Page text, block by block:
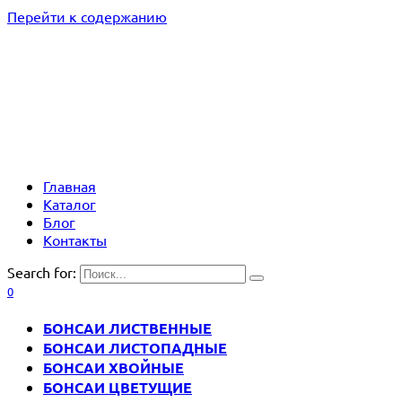
Перейти к содержанию
Главная
Каталог
Блог
Контакты
Search for:
0
БОНСАИ ЛИСТВЕННЫЕ
БОНСАИ ЛИСТОПАДНЫЕ
БОНСАИ ХВОЙНЫЕ
БОНСАИ ЦВЕТУЩИЕ